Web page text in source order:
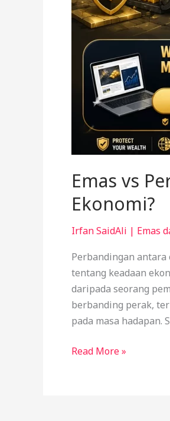
Emas vs
Ekonomi?
Irfan SaidAli | Emas
Perbandingan
tentang keadaan
daripada seorang
berbanding perak,
pada masa hadapan.
Read More »